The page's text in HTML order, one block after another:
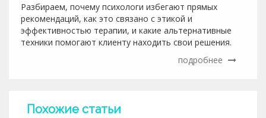
Разбираем, почему психологи избегают прямых
рекомендаций, как это связано с этикой и
эффективностью терапии, и какие альтернативные
техники помогают клиенту находить свои решения.
подробнее
Похожие статьи